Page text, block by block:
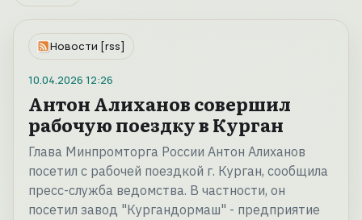
Новости [rss]
10.04.2026 12:26
Антон Алиханов совершил
рабочую поездку в Курган
Глава Минпромторга России Антон Алиханов
посетил с рабочей поездкой г. Курган, сообщила
пресс-служба ведомства. В частности, он
посетил завод "Кургандормаш" - предприятие